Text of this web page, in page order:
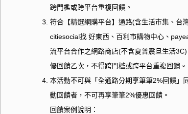
跨門檻或跨平台重複回饋。
符合【精選網購平台】通路(含生活市集、台
citiesocial找 好東西、百利市購物中心、
流平台合作之網路商店(不含夏普震旦生活3C)
優回饋乙次，不得跨門檻或跨平台重複回饋。
本活動不可與「全通路分期享筆筆2%回饋」
動回饋者，不可再享筆筆2%優惠回饋。
回饋案例說明：